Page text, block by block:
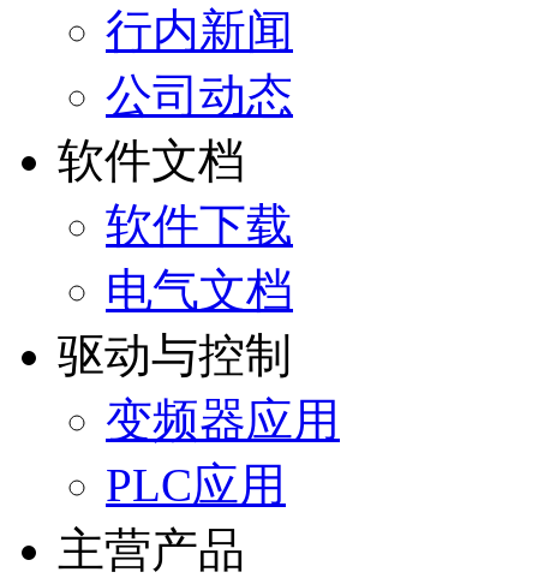
行内新闻
公司动态
软件文档
软件下载
电气文档
驱动与控制
变频器应用
PLC应用
主营产品